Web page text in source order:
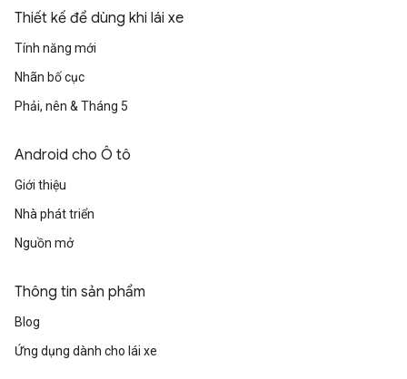
Thiết kế để dùng khi lái xe
Tính năng mới
Nhãn bố cục
Phải, nên & Tháng 5
Android cho Ô tô
Giới thiệu
Nhà phát triển
Nguồn mở
Thông tin sản phẩm
Blog
Ứng dụng dành cho lái xe